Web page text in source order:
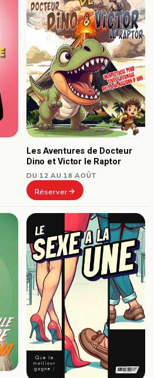
Les Aventures de Docteur
Dino et Victor le Raptor
DU 12 AU 16 AOÛT
Réserver